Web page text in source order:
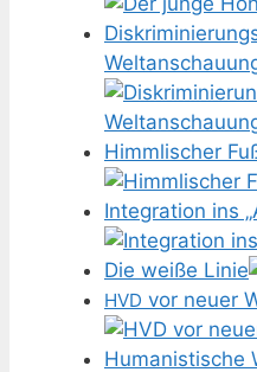
Himmlischer
Integration ins
Die weiße Linie
HVD vor neuer
Humanistische